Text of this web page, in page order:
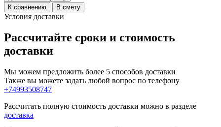
К сравнению
В смету
Условия доставки
Рассчитайте сроки и стоимость
доставки
Мы можем предложить более 5 способов доставки
Также вы можете задать любой вопрос по телефону
+74993508747
Рассчитать полную стоимость доставки можно в разделе
доставка